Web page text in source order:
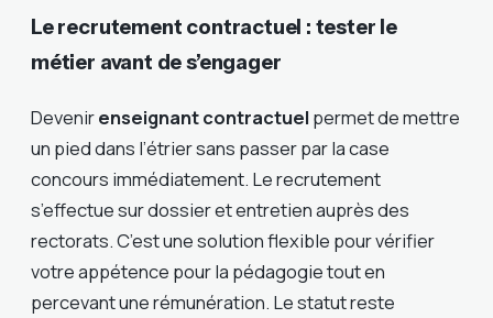
Le recrutement contractuel : tester le
métier avant de s’engager
Devenirenseignant contractuel permet de mettre
un pied dans l’étrier sans passer par la case
concours immédiatement. Le recrutement
s’effectue sur dossier et entretien auprès des
rectorats. C’est une solution flexible pour vérifier
votre appétence pour la pédagogie tout en
percevant une rémunération. Le statut reste